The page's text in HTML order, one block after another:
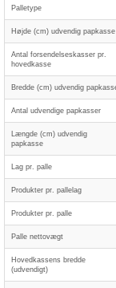
Palletype
Højde (cm) udvendig papkasse
Antal forsendelseskasser pr.
hovedkasse
Bredde (cm) udvendig
Antal udvendige papkasser
Længde (cm) udvendig
papkasse
Lag pr. palle
Produkter pr. pallelag
Produkter pr. palle
Palle nettovægt
Hovedkassens bredde
(udvendigt)